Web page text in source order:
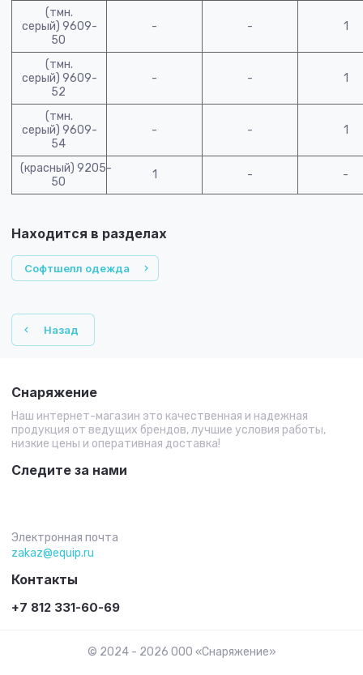
(тмн.
серый) 9609-
50
- - 1
(тмн.
серый) 9609-
52
- - 1
(тмн.
серый) 9609-
54
- - 1
(красный) 9205-
50
1 - -
Находится в разделах
Софтшелл одежда
Назад
Снаряжение
Наш интернет-магазин это качественная и надежная
продукция от ведущих брендов, лучшие условия работы,
низкие цены и оперативная доставка!
Следите за нами
Электронная почта
zakaz@equip.ru
Контакты
+7 812 331-60-69
© 2024 - 2026 ООО «Снаряжение»